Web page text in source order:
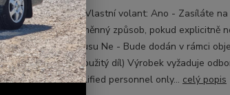
Varianty produktu Vlastní volant: Ano - Zasíláte
vlastní volant - výměnný způsob, pokud explicitně
obšívání Vašeho kusu Ne - Bude dodán v rámci
ramenný volant (použitý díl) Výrobek vyžaduje
Installation by qualified personnel only... celý popis